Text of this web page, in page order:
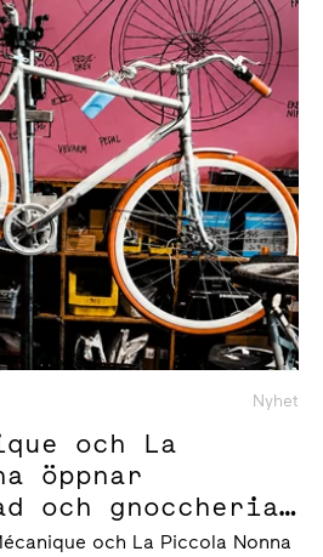
Nyhet
och La
öppnar
och gnoccheria
och La Piccola Nonna